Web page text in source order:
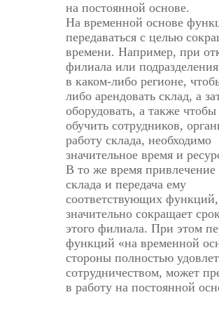
на постоянной основе.
На временной основе
передаваться с целью
времени. Например, при
филиала или
в каком-либо регионе,
либо арендовать склад, а
оборудовать, а также чтобы
обучить сотрудников,
работу склада, необходимо
значительное время и
В то же время привлечение
склада и передача ему
соответствующих функций,
значительно сокращает
этого филиала. При этом
функций «на временной
стороны полностью
сотрудничеством, может
в работу на постоянной